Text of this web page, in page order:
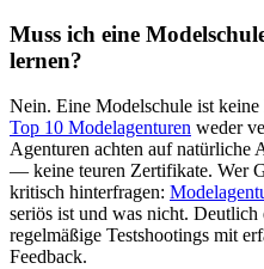
Muss ich eine
lernen?
Nein. Eine Modelschule ist
Top 10 Modelagenturen weder
Agenturen achten auf natürliche
— keine teuren Zertifikate. Wer
kritisch hinterfragen:
seriös ist und was nicht.
regelmäßige Testshootings mit
Feedback.